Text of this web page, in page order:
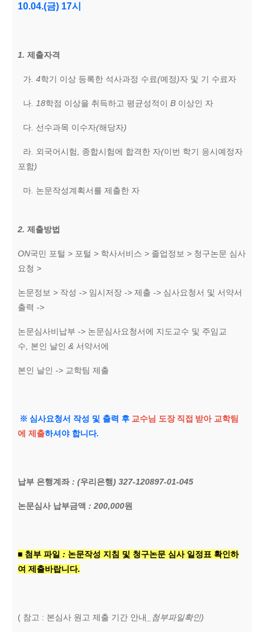
10.04.(금) 17시
1. 제출자격
가 . 4학기 이상 등록한 석사과정 수료(예정)자 및 기 수료자
나 . 18학점 이상을 취득하고 평균성적이 B 이상인 자
다 선수과목 이수자(해당자)
라 외국어시험 종합시험에 합격한 자(이번 학기 응시예정자
포함)
마 논문작성계획서를 제출한 자
2. 제출방법
ON국민 포털 > 포털 > 학사서비스 > 졸업정보 > 청구논문 심사
요청 >
논문정보 > 작성 -> 임시저장 -> 제출 -> 심사요청서 및 서약서
출력 ->
논문심사비납부 -> 논문심사요청서에 지도교수 및 주임교
수
본인 날인 & 서약서에
본인 날인 -> 교학팀 제출
※ 심사요청서 작성 및 출력 후 교수님 도장 직접 받아 교학팀
에 제출하셔야 합니다.
납부 은행계좌: (우리은행) 327-120897-01-045
논문심사 납부금액 : 200,000원
■ 첨부 파일 : 논문작성 지침 및 청구논문 심사 일정표 확인하
여 제출바랍니다.
( 참고 : 본심사 원고 제출 기간 안내 _첨부파일확인)